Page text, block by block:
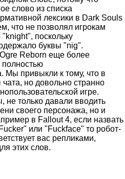
слово из списка
лексики в Dark Souls
что не позволял игрокам
поскольку
буквы "nig".
Reborn еще более
полностью
Мы привыкли к тому, что в
но довольно странно
игре.
не только давали вводить
своего персонажа, но и
в Fallout 4, если назвать
или "Fuckface" то робот-
вас репликами,
этих слов.